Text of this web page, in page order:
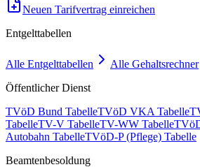
Neuen Tarifvertrag einreichen
Entgelttabellen
Alle Entgelttabellen
Alle Gehaltsrechner
Öffentlicher Dienst
TVöD Bund TabelleTVöD VKA Tabelle
TabelleTV-V TabelleTV-WW Tabelle
Autobahn TabelleTVöD-P (Pflege) Tabelle
Beamtenbesoldung